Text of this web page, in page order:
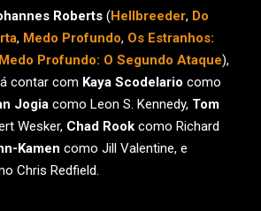
Roberts (Hellbreeder, Do
, Medo Profundo, Os Estranhos:
Medo Profundo: O Segundo Ataque),
contar com Kaya Scodelario como
Jogia como Leon S. Kennedy, Tom
Wesker, Chad Rook como Richard
Kamen como Jill Valentine, e
Chris Redfield.